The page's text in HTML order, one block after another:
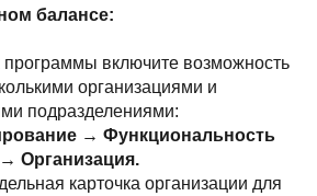
балансе:
программы включите возможность
организациями и
подразделениями:
→ Функциональность
Организация.
карточка организации для